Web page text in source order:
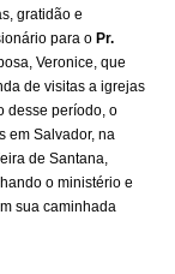
gratidão e
para o Pr.
Veronice, que
de visitas a igrejas
desse período, o
em Salvador, na
de Santana,
o ministério e
sua caminhada